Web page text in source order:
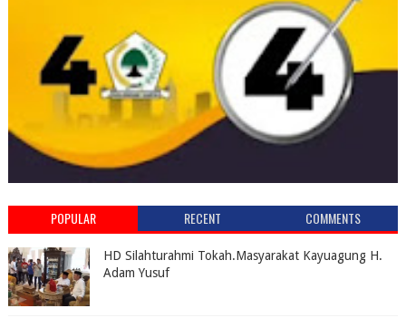
POPULAR RECENT COMMENTS
HD Silahturahmi Tokah.Masyarakat Kayuagung H.
Adam Yusuf